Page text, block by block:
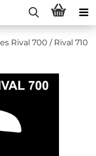
Rival 700 / Rival 710